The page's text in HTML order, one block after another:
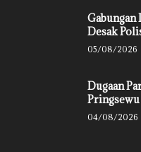
Gabungan
Desak
05/08/2026
Dugaan
04/08/2026